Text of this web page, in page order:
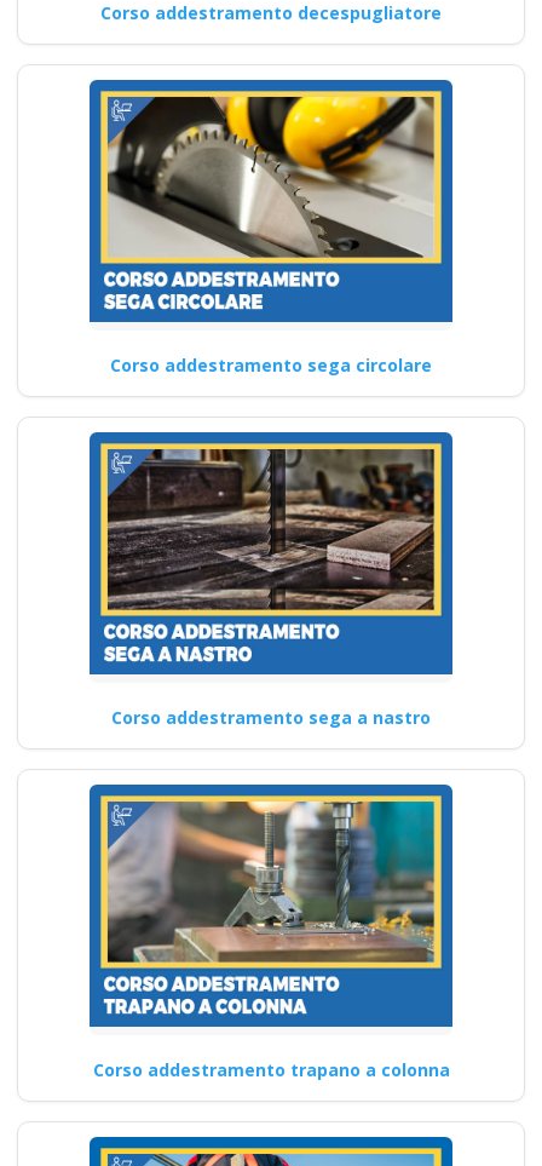
Corso addestramento decespugliatore
Corso addestramento sega circolare
Corso addestramento sega a nastro
Corso addestramento trapano a colonna